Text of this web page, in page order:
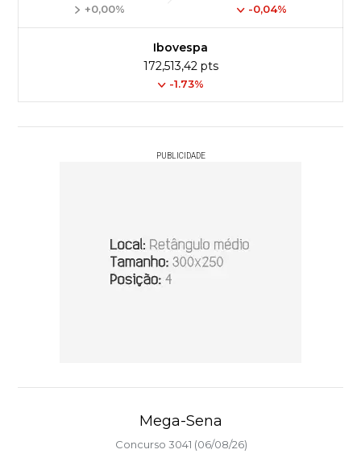
+0,00% -0,04%
Ibovespa
172,513,42 pts
-1.73%
PUBLICIDADE
Mega-Sena
Concurso 3041 (06/08/26)